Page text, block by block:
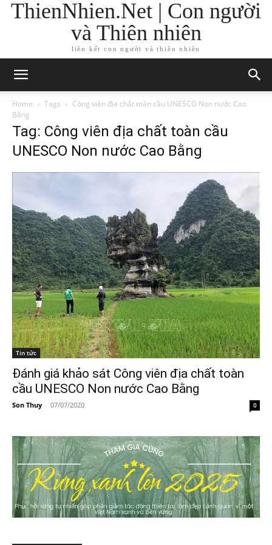
ThienNhien.Net | Con người
và Thiên nhiên
liên kết con người và thiên nhiên
Home Tags
Công viên địa chất toàn cầu UNESCO Non nước Cao
Bằng
Tag: Công viên địa chất toàn cầu
UNESCO Non nước Cao Bằng
Tin tức
Đánh giá khảo sát Công viên địa chất toàn
cầu UNESCO Non nước Cao Bằng
Son Thuy - 07/07/2020 0